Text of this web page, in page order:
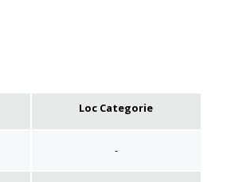
Loc Categorie
-